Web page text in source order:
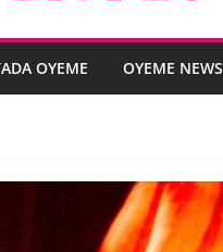
OYEME OYEME NEWS